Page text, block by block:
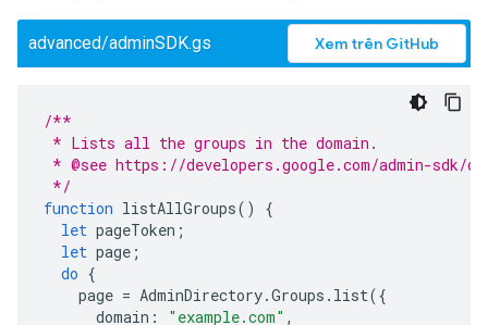
advanced/adminSDK.gs Xem trên GitHub
/**
* Lists all the groups in the domain.
* @see https://developers.google.com/admin-
*/
function listAllGroups()
{
let pageToken ;
let page ;
do {
page = AdminDirectory.Groups . list({
domain : "example.com" ,